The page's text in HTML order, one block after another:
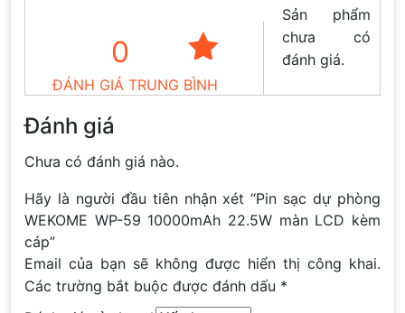
0
ĐÁNH GIÁ TRUNG BÌNH
Sản phẩm
chưa có
đánh giá.
Đánh giá
Chưa có đánh giá nào.
Hãy là người đầu tiên nhận xét “Pin sạc dự phòng
WEKOME WP-59 10000mAh 22.5W màn LCD kèm
cáp”
Email của bạn sẽ không được hiển thị công khai.
Các trường bắt buộc được đánh dấu *